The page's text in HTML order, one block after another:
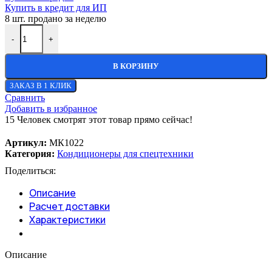
Купить в кредит для ИП
8 шт. продано за неделю
- +
В КОРЗИНУ
ЗАКАЗ В 1 КЛИК
Сравнить
Добавить в избранное
15 Человек смотрят этот товар прямо сейчас!
Артикул: МК1022
Категория: Кондиционеры для спецтехники
Поделиться:
Описание
Расчет доставки
Характеристики
Описание